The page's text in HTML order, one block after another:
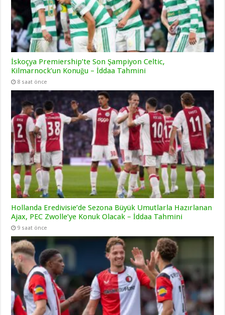
İskoçya Premiership’te Son Şampiyon Celtic,
Kilmarnock’un Konuğu – İddaa Tahmini
8 saat önce
Hollanda Eredivisie’de Sezona Büyük Umutlarla Hazırlanan
Ajax, PEC Zwolle’ye Konuk Olacak – İddaa Tahmini
9 saat önce